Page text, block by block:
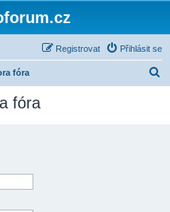
Přihlásit se
Registrovat
fóra
fóra